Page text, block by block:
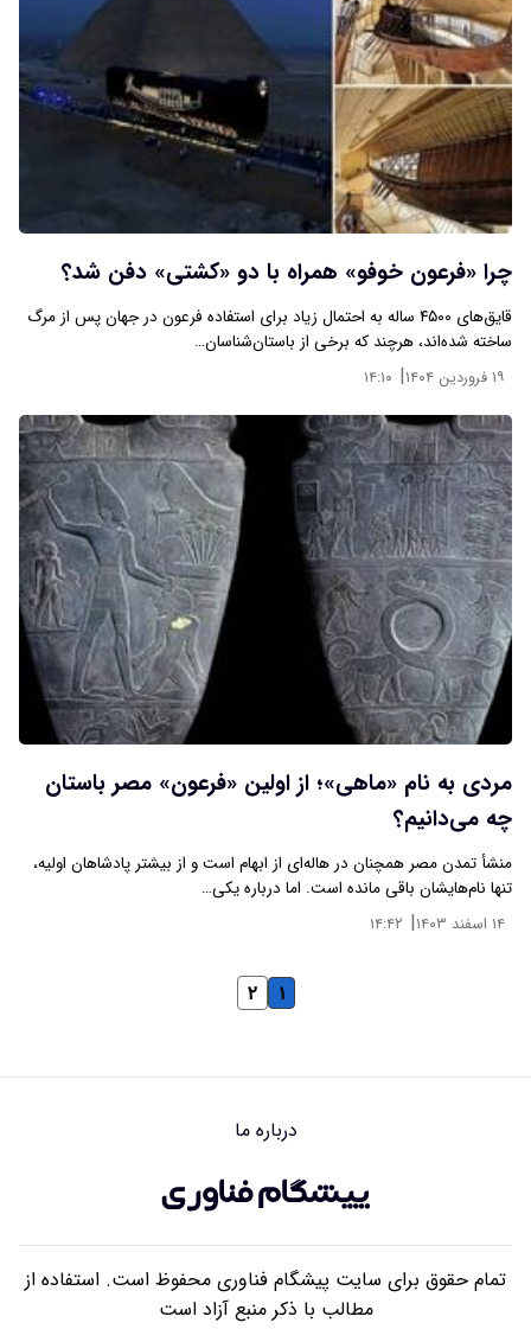
چرا «فرعون خوفو» همراه با دو «کشتی» دفن شد؟
قایق‌های ۴۵۰۰ ساله به احتمال زیاد برای استفاده فرعون در جهان پس از مرگ
ساخته شده‌اند، هرچند که برخی از باستان‌شناسان…
۱۹ فروردین ۱۴۰۴ | ۱۴:۱۰
مردی به نام «ماهی»؛ از اولین «فرعون» مصر باستان
چه می‌دانیم؟
منشأ تمدن مصر همچنان در هاله‌ای از ابهام است و از بیشتر پادشاهان اولیه،
تنها نام‌هایشان باقی مانده است. اما درباره یکی…
۱۴ اسفند ۱۴۰۳ | ۱۴:۴۲
۱ ۲
درباره ما
تمام حقوق برای سایت پیشگام فناوری محفوظ است. استفاده از
مطالب با ذکر منبع آزاد است